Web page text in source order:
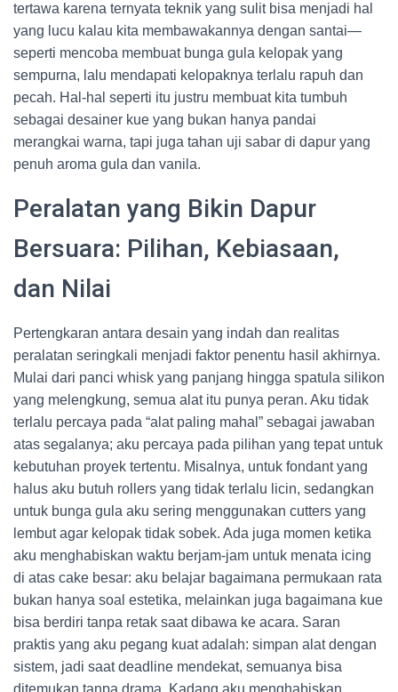
tertawa karena ternyata teknik yang sulit bisa menjadi hal
yang lucu kalau kita membawakannya dengan santai—
seperti mencoba membuat bunga gula kelopak yang
sempurna, lalu mendapati kelopaknya terlalu rapuh dan
pecah. Hal-hal seperti itu justru membuat kita tumbuh
sebagai desainer kue yang bukan hanya pandai
merangkai warna, tapi juga tahan uji sabar di dapur yang
penuh aroma gula dan vanila.
Peralatan yang Bikin Dapur
Bersuara: Pilihan, Kebiasaan,
dan Nilai
Pertengkaran antara desain yang indah dan realitas
peralatan seringkali menjadi faktor penentu hasil akhirnya.
Mulai dari panci whisk yang panjang hingga spatula silikon
yang melengkung, semua alat itu punya peran. Aku tidak
terlalu percaya pada “alat paling mahal” sebagai jawaban
atas segalanya; aku percaya pada pilihan yang tepat untuk
kebutuhan proyek tertentu. Misalnya, untuk fondant yang
halus aku butuh rollers yang tidak terlalu licin, sedangkan
untuk bunga gula aku sering menggunakan cutters yang
lembut agar kelopak tidak sobek. Ada juga momen ketika
aku menghabiskan waktu berjam-jam untuk menata icing
di atas cake besar: aku belajar bagaimana permukaan rata
bukan hanya soal estetika, melainkan juga bagaimana kue
bisa berdiri tanpa retak saat dibawa ke acara. Saran
praktis yang aku pegang kuat adalah: simpan alat dengan
sistem, jadi saat deadline mendekat, semuanya bisa
ditemukan tanpa drama. Kadang aku menghabiskan